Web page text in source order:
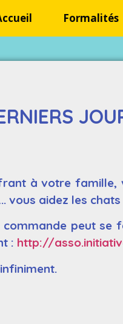
Formalités
à votre famille,
vous aidez les
peut se
: http://